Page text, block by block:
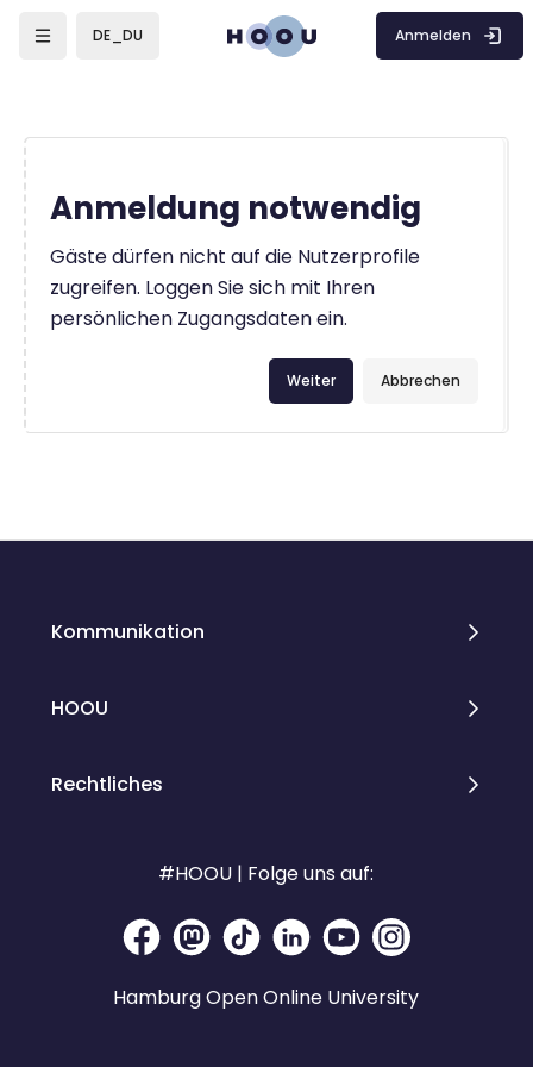
DE_DU Anmelden
Anmeldung notwendig
Gäste dürfen nicht auf die Nutzerprofile
zugreifen. Loggen Sie sich mit Ihren
persönlichen Zugangsdaten ein.
Abbrechen
Weiter
Kommunikation
HOOU
Rechtliches
#HOOU | Folge uns auf:
Hamburg Open Online University